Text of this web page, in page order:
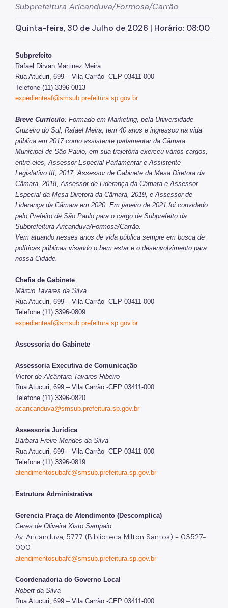
SP Mais Fácil
Zeladoria Urbana
Programa de Metas
Notícias
Subprefeitura Aricanduva/Formosa/Carrão
Quinta-feira, 30 de Julho de 2026 | Horário: 08:00
Subprefeito
Rafael Dirvan Martinez Meira
Rua Atucuri, 699 – Vila Carrão -CEP 03411-000
Telefone (11) 3396-0813
expedienteaf@smsub.prefeitura.sp.gov.br
Breve Currículo: Formado em Marketing, pela Universidade
Cruzeiro do Sul, Rafael Meira, tem 40 anos e ingressou na vida
pública em 2017 como assistente parlamentar da Câmara
Municipal de São Paulo, em sua trajetória exerceu vários cargos,
entre eles, Assessor Especial Parlamentar e Assistente
Legislativo III, 2017, Assessor de Gabinete da Mesa Diretora da
Câmara, 2018, Assessor de Liderança da Câmara e Assessor
Especial da Mesa Diretora da Câmara, 2019, e Assessor de
Liderança da Câmara em 2020. Em janeiro de 2021 foi convidado
pelo Prefeito de São Paulo para o cargo de Subprefeito da
Subprefeitura Aricanduva/Formosa/Carrão.
Vem atuando nesses anos de vida pública sempre em busca de
políticas públicas visando o bem estar e o desenvolvimento para
nossa Cidade.
Chefia de Gabinete
Márcio Tavares da Silva
Rua Atucuri, 699 – Vila Carrão -CEP 03411-000
Telefone (11) 3396-0809
expedienteaf@smsub.prefeitura.sp.gov.br
Assessoria do Gabinete
Assessoria Executiva de Comunicação
Victor de Alcântara Tavares Ribeiro
Rua Atucuri, 699 – Vila Carrão -CEP 03411-000
Telefone (11) 3396-0820
acaricanduva@smsub.prefeitura.sp.gov.br
Assessoria Jurídica
Bárbara Freire Mendes da Silva
Rua Atucuri, 699 – Vila Carrão -CEP 03411-000
Telefone (11) 3396-0819
atendimentosubafc@smsub.prefeitura.sp.gov.br
Estrutura Administrativa
Gerencia Praça de Atendimento (Descomplica)
Ceres de Oliveira Xisto Sampaio
Av. Aricanduva, 5777 (Biblioteca Milton Santos) - 03527-
000
atendimentosubafc@smsub.prefeitura.sp.gov.br
Coordenadoria do Governo Local
Robert da Silva
Rua Atucuri, 699 – Vila Carrão -CEP 03411-000